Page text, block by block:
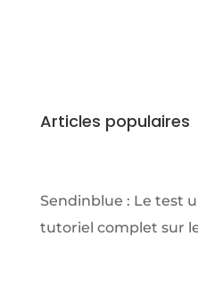
Articles populaires
Sendinblue : Le test
tutoriel complet sur